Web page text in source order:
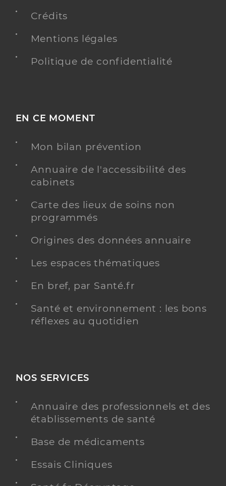
Crédits
Mentions légales
Politique de confidentialité
EN CE MOMENT
Mon bilan prévention
Annuaire de l'accessibilité des
cabinets
Carte des lieux de soins non
programmés
Origines des données annuaire
Les espaces thématiques
En bref, par Santé.fr
Santé et environnement : les bons
réflexes au quotidien
NOS SERVICES
Annuaire des professionnels et des
établissements de santé
Base de médicaments
Essais Cliniques